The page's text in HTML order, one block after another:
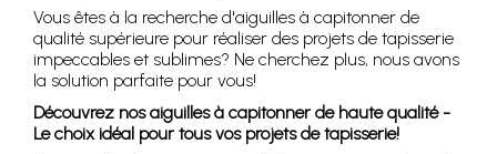
Vous êtes à la recherche d'aiguilles à capitonner de
qualité supérieure pour réaliser des projets de tapisserie
impeccables et sublimes? Ne cherchez plus, nous avons
la solution parfaite pour vous!
Découvrez nos aiguilles à capitonner de haute qualité -
Le choix idéal pour tous vos projets de tapisserie!